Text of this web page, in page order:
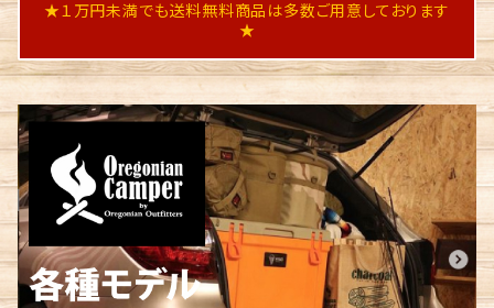
★１万円未満でも送料無料商品は多数ご用意しております
★